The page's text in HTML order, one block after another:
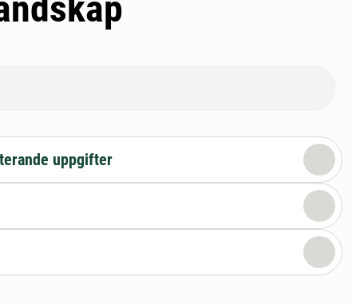
uppgifter